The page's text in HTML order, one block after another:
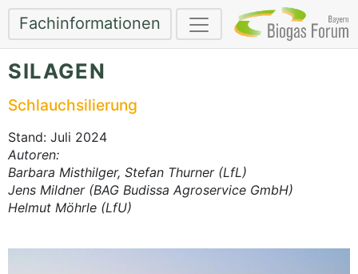
Fachinformationen
SILAGEN
Schlauchsilierung
Stand: Juli 2024
Autoren:
Barbara Misthilger, Stefan Thurner (LfL)
Jens Mildner (BAG Budissa Agroservice GmbH)
Helmut Möhrle (LfU)